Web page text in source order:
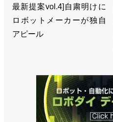
最新提案vol.4]自粛明けに
ロボットメーカーが独自
アピール